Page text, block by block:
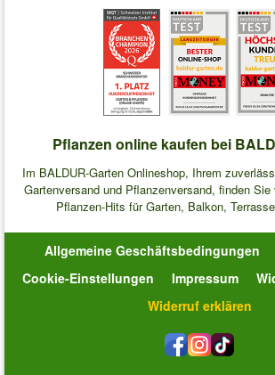
Pflanzen online kaufen bei
Im BALDUR-Garten Onlineshop, Ihrem
Gartenversand und Pflanzenversand, finden Sie
Pflanzen-Hits für Garten, Balkon,
Allgemeine Geschäftsbedingungen
Cookie-Einstellungen
Impressum
Widerruf erklären